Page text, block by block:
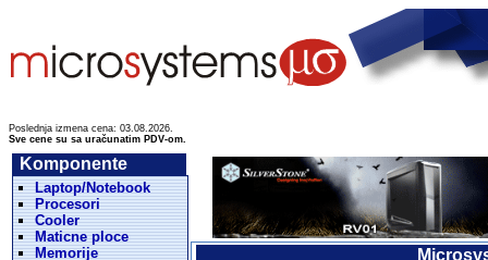
Poslednja izmena cena: 03.08.2026.
Sve cene su sa uračunatim PDV-om.
Komponente
Laptop/Notebook
Procesori
Cooler
Maticne ploce
Memorije